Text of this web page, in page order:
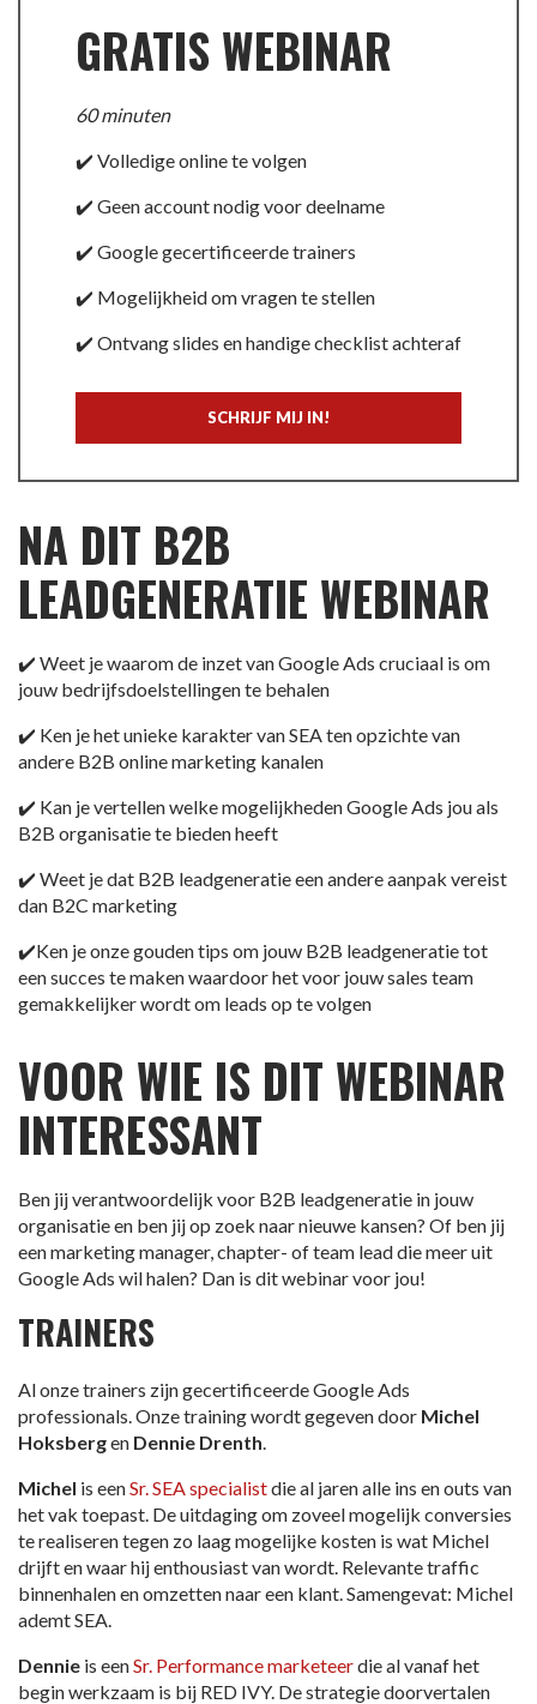
GRATIS WEBINAR
60 minuten
✔️ Volledige online te volgen
✔️ Geen account nodig voor deelname
✔️ Google gecertificeerde trainers
✔️ Mogelijkheid om vragen te stellen
✔️ Ontvang slides en handige checklist achteraf
SCHRIJF MIJ IN!
NA DIT B2B
LEADGENERATIE WEBINAR
✔️ Weet je waarom de inzet van Google Ads cruciaal is om
jouw bedrijfsdoelstellingen te behalen
✔️ Ken je het unieke karakter van SEA ten opzichte van
andere B2B online marketing kanalen
✔️ Kan je vertellen welke mogelijkheden Google Ads jou als
B2B organisatie te bieden heeft
✔️ Weet je dat B2B leadgeneratie een andere aanpak vereist
dan B2C marketing
✔️Ken je onze gouden tips om jouw B2B leadgeneratie tot
een succes te maken waardoor het voor jouw sales team
gemakkelijker wordt om leads op te volgen
VOOR WIE IS DIT WEBINAR
INTERESSANT
Ben jij verantwoordelijk voor B2B leadgeneratie in jouw
organisatie en ben jij op zoek naar nieuwe kansen? Of ben jij
een marketing manager, chapter- of team lead die meer uit
Google Ads wil halen? Dan is dit webinar voor jou!
TRAINERS
Al onze trainers zijn gecertificeerde Google Ads
professionals. Onze training wordt gegeven door Michel
Hoksbergen Dennie Drenth.
Michel is eenSr. SEA specialistdie al jaren alle ins en outs van
het vak toepast. De uitdaging om zoveel mogelijk conversies
te realiseren tegen zo laag mogelijke kosten is wat Michel
drijft en waar hij enthousiast van wordt. Relevante traffic
binnenhalen en omzetten naar een klant. Samengevat: Michel
ademt SEA.
Dennie is eenSr. Performance marketeerdie al vanaf het
begin werkzaam is bij RED IVY. De strategie doorvertalen